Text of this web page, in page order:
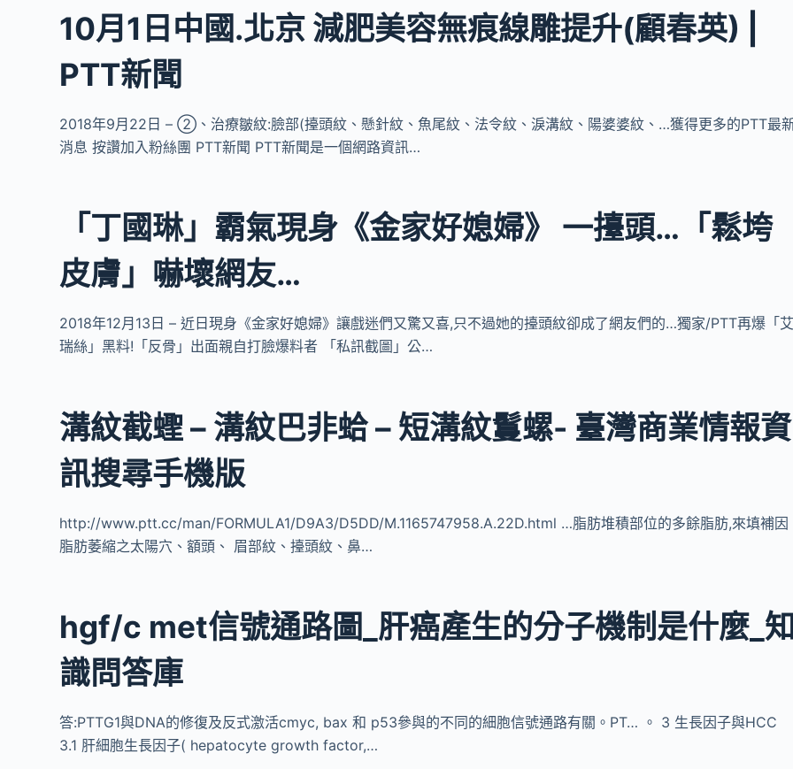
10月1日中國.北京 減肥美容無痕線雕提升(顧春英) |
PTT新聞
2018年9月22日 – ②、治療皺紋:臉部(擡頭紋、懸針紋、魚尾紋、法令紋、淚溝紋、陽婆婆紋、…獲得更多的PTT最
消息 按讚加入粉絲團 PTT新聞 PTT新聞是一個網路資訊…
「丁國琳」霸氣現身《金家好媳婦》 一擡頭…「鬆垮
皮膚」嚇壞網友…
2018年12月13日 – 近日現身《金家好媳婦》讓戲迷們又驚又喜,只不過她的擡頭紋卻成了網友們的…獨家/PTT再爆「
瑞絲」黑料!「反骨」出面親自打臉爆料者 「私訊截圖」公…
溝紋截蟶 – 溝紋巴非蛤 – 短溝紋鬘螺- 臺灣商業情報資
訊搜尋手機版
http://www.ptt.cc/man/FORMULA1/D9A3/D5DD/M.1165747958.A.22D.html …脂肪堆積部位的多餘脂肪,來填補因
脂肪萎縮之太陽穴、額頭、 眉部紋、擡頭紋、鼻…
hgf/c met信號通路圖_肝癌產生的分子機制是什麼_
識問答庫
答:PTTG1與DNA的修復及反式激活cmyc, bax 和 p53參與的不同的細胞信號通路有關。PT… 。 3 生長因子與HCC
3.1 肝細胞生長因子( hepatocyte growth factor,…